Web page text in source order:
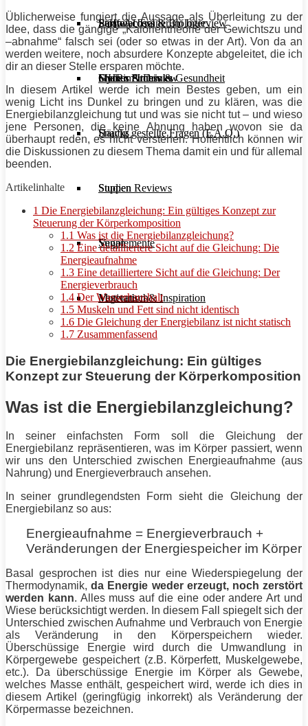
Stoffwechsel & Biologie
Frauen Fitness & Gesundheit
Häufig gestellte Fragen (F.A.Q.)
Studien Reviews
Supplemente
Motivation & Inspiration
Salate
Shakes & Drinks
Snacks
Suppen
Vegan
Vegetarisch
Personal Trainer im Interview
Gym im Interview
Early Access
MHRx Archiv
Üblicherweise fungiert die Aussage als Überleitung zu der
Idee, dass die gängige „Kalorientheorie der Gewichtszu und
–abnahme“ falsch sei (oder so etwas in der Art). Von da an
werden weitere, noch absurdere Konzepte abgeleitet, die ich
dir an dieser Stelle ersparen möchte.
In diesem Artikel werde ich mein Bestes geben, um ein
wenig Licht ins Dunkel zu bringen und zu klären, was die
Energiebilanzgleichung tut und was sie nicht tut – und wieso
jene Personen, die keine Ahnung haben wovon sie da
überhaupt reden, es nicht verstehen. Hoffentlich können wir
die Diskussionen zu diesem Thema damit ein und für allemal
beenden.
Artikelinhalte
1 Die Energiebilanzgleichung: Ein gültiges Konzept zur
Steuerung der Körperkomposition
1.1 Was ist die Energiebilanzgleichung?
1.2 Eine detailliertere Sicht auf die Gleichung: Die
Energieaufnahme
1.3 Eine detailliertere Sicht auf die Gleichung: Der
Energieverbrauch
1.4 Der Wasserhaushalt
1.5 Muskeln und Fett sind nicht identisch
1.6 Die Gleichung der Energiebilanz ist nicht statisch
1.7 Zusammenfassend
Die Energiebilanzgleichung: Ein gültiges
Konzept zur Steuerung der Körperkomposition
Was ist die Energiebilanzgleichung?
In seiner einfachsten Form soll die Gleichung der
Energiebilanz repräsentieren, was im Körper passiert, wenn
wir uns den Unterschied zwischen Energieaufnahme (aus
Nahrung) und Energieverbrauch ansehen.
In seiner grundlegendsten Form sieht die Gleichung der
Energiebilanz so aus:
Energieaufnahme = Energieverbrauch +
Veränderungen der Energiespeicher im Körper
Basal gesprochen ist dies nur eine Wiederspiegelung der
Thermodynamik,da Energie weder erzeugt, noch zerstört
werden kann. Alles muss auf die eine oder andere Art und
Wiese berücksichtigt werden. In diesem Fall spiegelt sich der
Unterschied zwischen Aufnahme und Verbrauch von Energie
als Veränderung in den Körperspeichern wieder.
Überschüssige
Energiewird durch die Umwandlung in
Körpergewebe gespeichert (z.B. Körperfett, Muskelgewebe,
etc.). Da überschüssige
Energieim Körper als Gewebe,
welches Masse enthält, gespeichert wird, werde ich dies in
diesem Artikel (geringfügig inkorrekt) als Veränderung der
Körpermasse bezeichnen.